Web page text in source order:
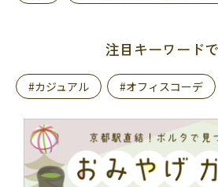
注目キーワード
#カジュアル #オフィスコーデ